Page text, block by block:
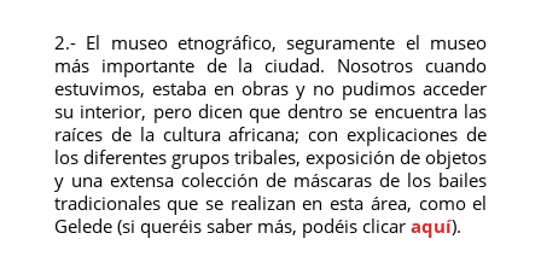
2.- El museo etnográfico, seguramente el museo
más importante de la ciudad. Nosotros cuando
estuvimos, estaba en obras y no pudimos acceder
su interior, pero dicen que dentro se encuentra las
raíces de la cultura africana; con explicaciones de
los diferentes grupos tribales, exposición de objetos
y una extensa colección de máscaras de los bailes
tradicionales que se realizan en esta área, como el
Gelede (si queréis saber más, podéis clicar aquí).